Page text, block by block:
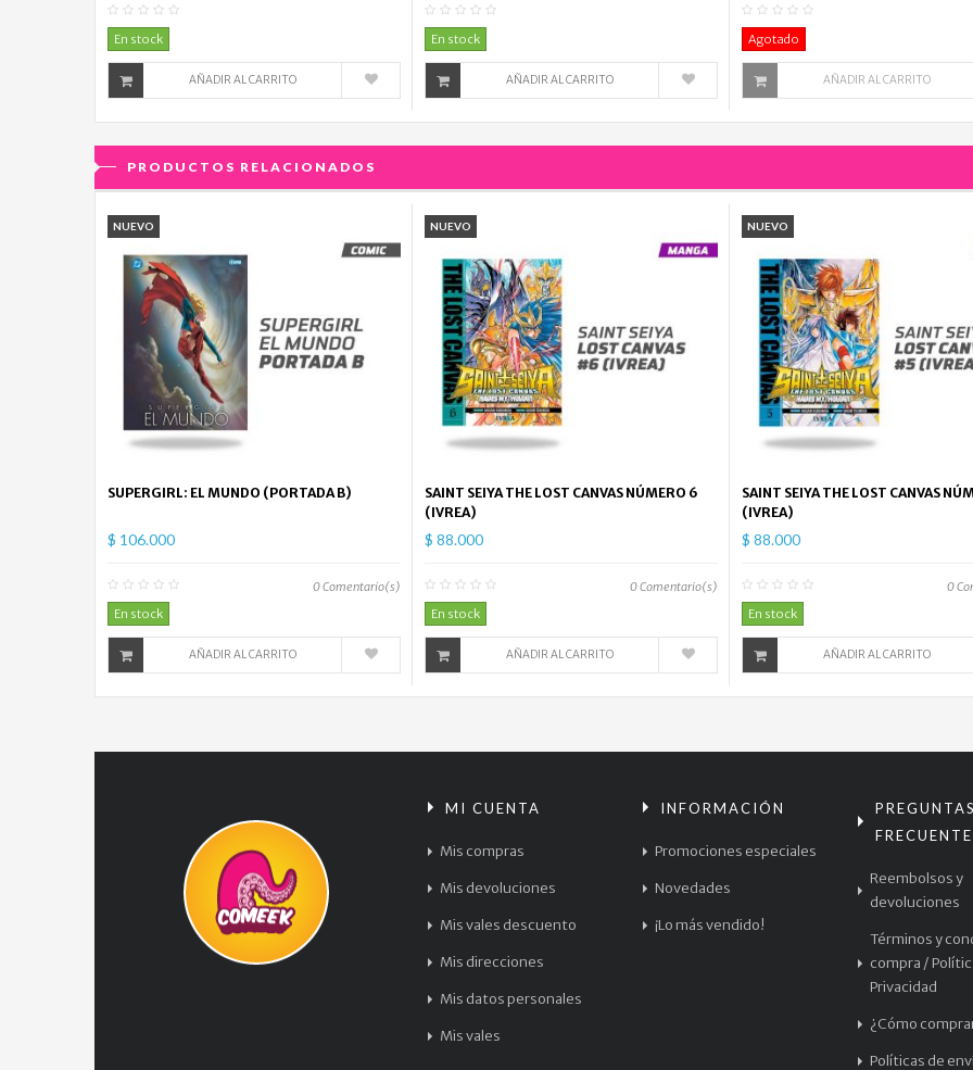
En stock
AÑADIR AL CARRITO
En stock
AÑADIR AL CARRITO
Agotado
AÑADIR AL CARRITO
PRODUCTOS RELACIONADOS
NUEVO
SUPERGIRL: EL MUNDO (PORTADA B)
$ 106.000
0Comentario(s)
En stock
AÑADIR AL CARRITO
NUEVO
SAINT SEIYA THE LOST CANVAS NÚMERO 6
(IVREA)
$ 88.000
0Comentario(s)
En stock
AÑADIR AL CARRITO
NUEVO
SAINT SEIYA THE LOST CANVAS
(IVREA)
$ 88.000
0
En stock
AÑADIR AL CARRITO
MI CUENTA
Mis compras
Mis devoluciones
Mis vales descuento
Mis direcciones
Mis datos personales
Mis vales
INFORMACIÓN
Promociones especiales
Novedades
¡Lo más vendido!
PREGUNTAS
Reembolsos y
devoluciones
Términos y
compra /
Privacidad
¿Cómo
Políticas de